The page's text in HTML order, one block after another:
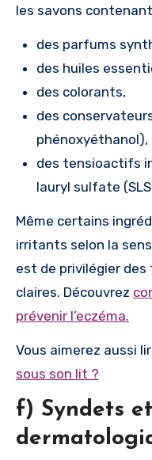
les savons
des parfums
des huiles
des colorants,
des
phénoxyéthanol),
des tensioactifs
lauryl sulfate
Même certains
irritants selon la
est de privilégier
claires. Découvrez
prévenir l’eczéma.
Vous aimerez aussi
sous son lit ?
f) Syndets